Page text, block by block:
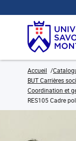
Accueil
BUT Carrières
Coordination et
RES105 Cadre